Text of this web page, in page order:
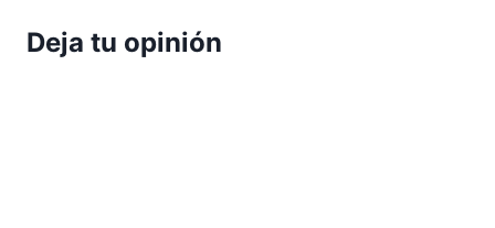
Deja tu opinión